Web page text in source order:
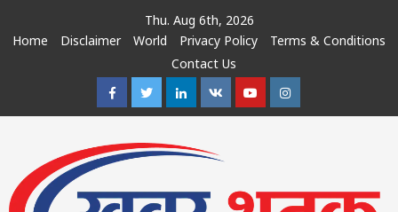
Thu. Aug 6th, 2026
Home
Disclaimer World Privacy Policy
Terms & Conditions
Contact Us
FacebookTwitterLinkedin
VK YoutubeInstagram